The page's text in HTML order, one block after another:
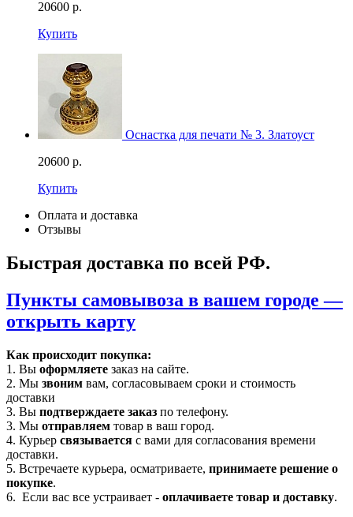
20600 р.
Купить
Оснастка для печати № 3. Златоуст
20600 р.
Купить
Оплата и доставка
Отзывы
Быстрая доставка по всей РФ.
Пункты самовывоза в вашем городе —
открыть карту
Как происходит покупка:
1. Вы оформляете заказ на сайте.
2. Мы звоним вам, согласовываем сроки и стоимость
доставки
3. Вы подтверждаете заказ по телефону.
3. Мы отправляем товар в ваш город.
4. Курьер связывается с вами для согласования времени
доставки.
5. Встречаете курьера, осматриваете, принимаете решение о
покупке.
6. Если вас все устраивает - оплачиваете товар и доставку.